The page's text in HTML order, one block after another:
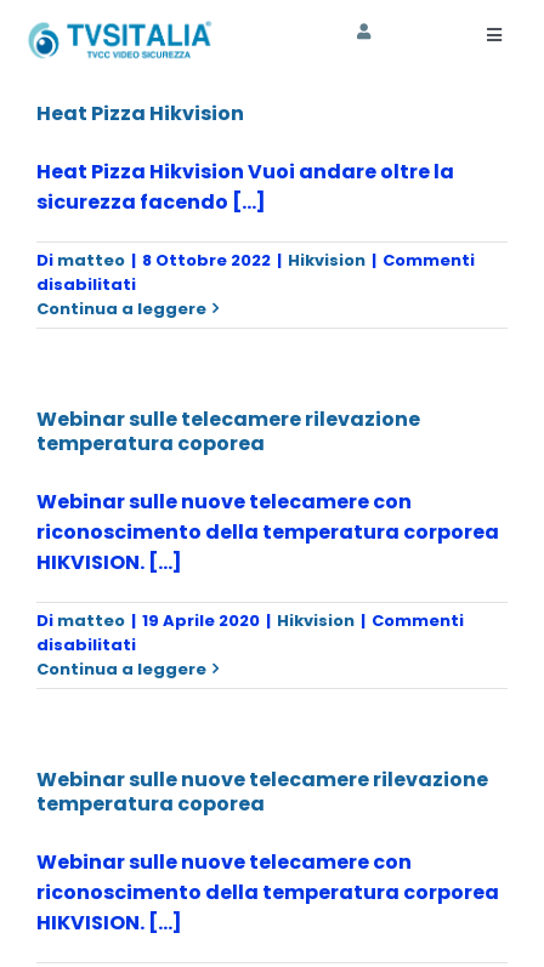
AZIENDA
CORSI
Heat Pizza Hikvision
Heat Pizza Hikvision Vuoi andare oltre la
sicurezza facendo [...]
Di matteo | 8 Ottobre 2022 | Hikvision | Commenti
disabilitatisu
Heat
Pizza
Continua a leggere
Webinar sulle telecamere rilevazione
temperatura coporea
Webinar sulle nuove telecamere con
riconoscimento della temperatura corporea
HIKVISION. [...]
Di matteo | 19 Aprile 2020 | Hikvision | Commenti
disabilitatisu
Webinar
sulle
coporea
Continua a leggere
Webinar sulle nuove telecamere rilevazione
temperatura coporea
Webinar sulle nuove telecamere con
riconoscimento della temperatura corporea
HIKVISION. [...]